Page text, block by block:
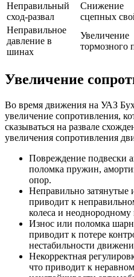
Неправильный
сход-развал
Снижение
сцепных
Неправильное
давление в
шинах
Увеличение
тормозного
Увеличение
Во время движения на УАЗ
увеличение сопротивления,
сказываться на развале
увеличения сопротивления
Повреждение подвески
поломка пружин,
опор.
Неправильно затянутые
приводит к
колеса и
Износ или поломка
приводит к потере
нестабильности
Некорректная
что приводит к